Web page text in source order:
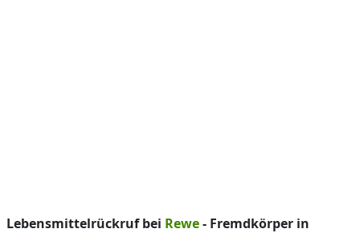
Lebensmittelrückruf bei Rewe- Fremdkörper in